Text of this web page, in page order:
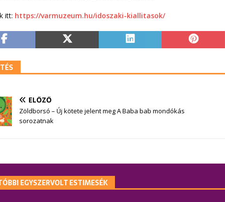
itt: https://varmuzeum.hu/idoszaki-kiallitasok/
ELŐZŐ
Zöldborsó – Új kötete jelent meg A Baba bab mondókás
sorozatnak
EGYSZERVOLT ESTIMESÉK